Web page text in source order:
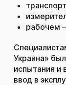
рабочем
Украина»
испытания и
ввод в